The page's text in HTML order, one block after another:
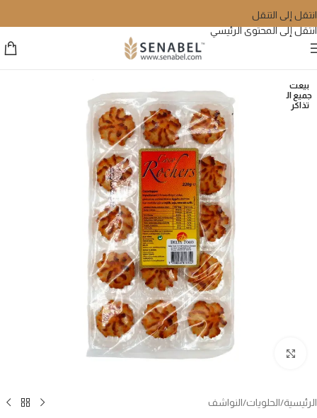
انتقل إلى التنقل
انتقل إلى المحتوى الرئيسي
بيعت
جميع ال
تذاكر
الرئيسية/الحلويات/النواشف